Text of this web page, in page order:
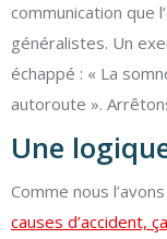
communication que
généralistes. Un
échappé : « La
autoroute ».
Une
Comme nous
causes d’accident,